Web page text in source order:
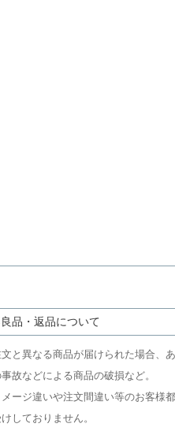
品・返品について
文と異なる商品が届けられた場合、
故などによる商品の破損など。
ージ違いや注文間違い等のお客様
しておりません。